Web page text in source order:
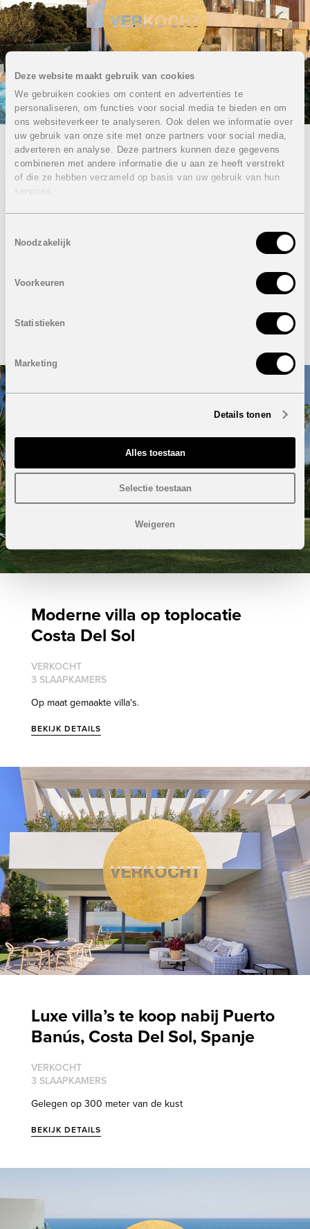
Deze website maakt gebruik van cookies
We gebruiken cookies om content en advertenties te
personaliseren, om functies voor social media te bieden en om
ons websiteverkeer te analyseren. Ook delen we informatie over
uw gebruik van onze site met onze partners voor social media,
adverteren en analyse. Deze partners kunnen deze gegevens
combineren met andere informatie die u aan ze heeft verstrekt
of die ze hebben verzameld op basis van uw gebruik van hun
services.
Noodzakelijk
Voorkeuren
Statistieken
Marketing
Details tonen
Alles toestaan
Selectie toestaan
Weigeren
Villa’s Higuerón: magnifieke
villa’s op de bergen van El
Higuerón
VERKOCHT
4 SLAAPKAMERS
Exclusief nieuwbouwproject met zuidoostelijke oriëntatie
en een ongelooflijk panoramisch uitzicht op de zee en de
BEKIJK DETAILS
Moderne villa op toplocatie
Costa Del Sol
VERKOCHT
3 SLAAPKAMERS
Op maat gemaakte villa's.
BEKIJK DETAILS
Luxe villa’s te koop nabij Puerto
Banús, Costa Del Sol, Spanje
VERKOCHT
3 SLAAPKAMERS
Gelegen op 300 meter van de kust
BEKIJK DETAILS